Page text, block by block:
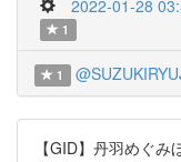
2022-01-28
1
1
【GID】丹羽めぐ